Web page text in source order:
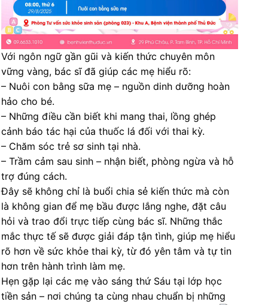
Với ngôn ngữ gần gũi và kiến thức chuyên môn
vững vàng, bác sĩ đã giúp các mẹ hiểu rõ:
– Nuôi con bằng sữa mẹ – nguồn dinh dưỡng hoàn
hảo cho bé.
– Những điều cần biết khi mang thai, lồng ghép
cảnh báo tác hại của thuốc lá đối với thai kỳ.
– Chăm sóc trẻ sơ sinh tại nhà.
– Trầm cảm sau sinh – nhận biết, phòng ngừa và hỗ
trợ đúng cách.
Đây sẽ không chỉ là buổi chia sẻ kiến thức mà còn
là không gian để mẹ bầu được lắng nghe, đặt câu
hỏi và trao đổi trực tiếp cùng bác sĩ. Những thắc
mắc thực tế sẽ được giải đáp tận tình, giúp mẹ hiểu
rõ hơn về sức khỏe thai kỳ, từ đó yên tâm và tự tin
hơn trên hành trình làm mẹ.
Hẹn gặp lại các mẹ vào sáng thứ Sáu tại lớp học
tiền sản – nơi chúng ta cùng nhau chuẩn bị những